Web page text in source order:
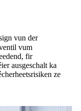
vun der
vum
fir
ausgeschalt ka
ze